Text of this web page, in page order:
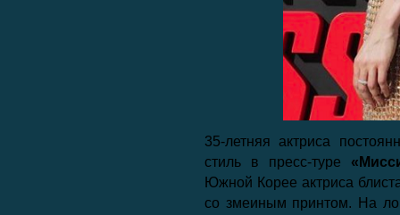
35-летняя актриса
стиль в пресс-туре
Южной Корее актриса
со змеиным принтом. На